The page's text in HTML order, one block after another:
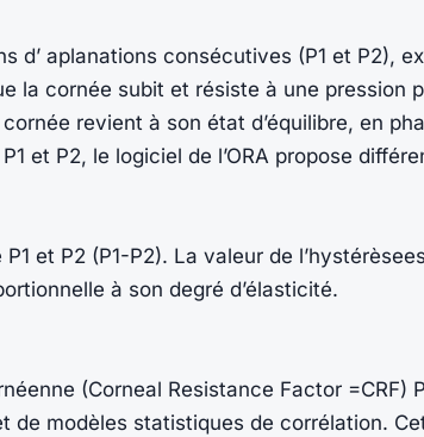
d’ aplanations consécutives (P1 et P2),
la cornée subit et résiste à une pression
revient à son état d’équilibre, en
et P2, le logiciel de l’ORA propose
et P2 (P1-P2). La valeur de
à son degré d’élasticité.
(Corneal Resistance Factor =CRF)
de modèles statistiques de corrélation.